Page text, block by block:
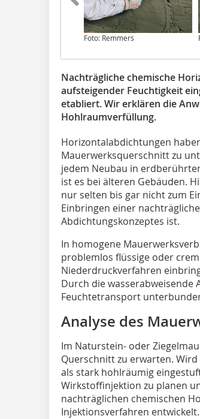
Foto: Remmers
Nachträgliche chemische
aufsteigender Feuchtigkeit
etabliert. Wir erklären die
Hohlraumverfüllung.
Horizontalabdichtungen
Mauerwerksquerschnitt zu
jedem Neubau in
ist es bei älteren Gebäuden.
nur selten bis gar nicht zum
Einbringen einer
Abdichtungskonzeptes ist.
In homogene
problemlos flüssige oder
Niederdruckverfahren
Durch die
Feuchtetransport
Analyse des
Im Naturstein- oder
Querschnitt zu erwarten.
als stark hohlräumig
Wirkstoffinjektion zu planen
nachträglichen chemischen
Injektionsverfahren entwickelt.